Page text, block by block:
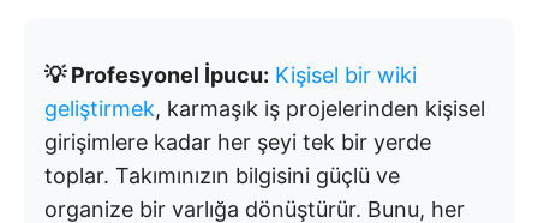
💡 Profesyonel İpucu: Kişisel bir wiki
geliştirmek, karmaşık iş projelerinden kişisel
girişimlere kadar her şeyi tek bir yerde
toplar. Takımınızın bilgisini güçlü ve
organize bir varlığa dönüştürür. Bunu, her